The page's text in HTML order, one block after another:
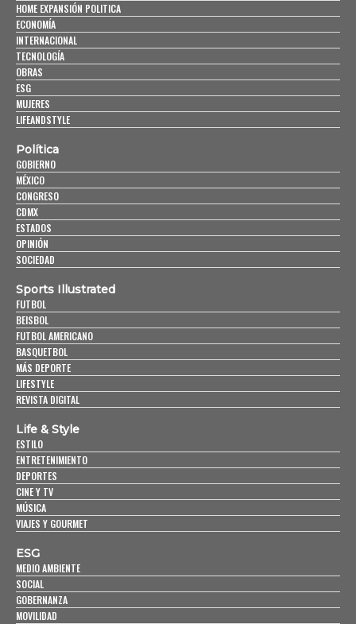
HOME EXPANSIÓN POLITICA
ECONOMÍA
INTERNACIONAL
TECNOLOGÍA
OBRAS
ESG
MUJERES
LIFEANDSTYLE
Política
GOBIERNO
MÉXICO
CONGRESO
CDMX
ESTADOS
OPINIÓN
SOCIEDAD
Sports Illustrated
FUTBOL
BEISBOL
FUTBOL AMERICANO
BASQUETBOL
MÁS DEPORTE
LIFESTYLE
REVISTA DIGITAL
Life & Style
ESTILO
ENTRETENIMIENTO
DEPORTES
CINE Y TV
MÚSICA
VIAJES Y GOURMET
ESG
MEDIO AMBIENTE
SOCIAL
GOBERNANZA
MOVILIDAD